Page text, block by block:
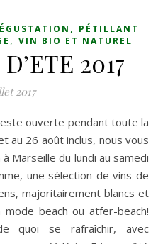
, PÉTILLANT
, VIN BIO ET NATUREL
2017
2017
au 26 août inclus, nous vous
Marseille du lundi au samedi
une sélection de vins de
majoritairement blancs et
beach ou atfer-beach!
quoi se rafraîchir, avec